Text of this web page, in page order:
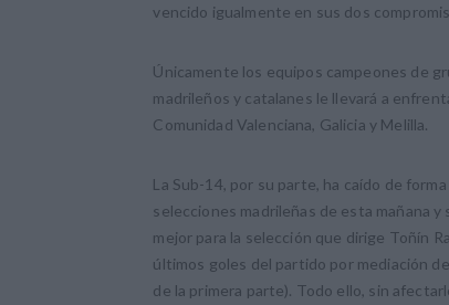
vencido igualmente en sus dos
Únicamente los equipos campeones de
madrileños y catalanes le llevará a
Comunidad Valenciana, Galicia y Melilla.
La Sub-14, por su parte, ha caído de
selecciones madrileñas de esta mañana
mejor para la selección que dirige Toñín
últimos goles del partido por mediación
de la primera parte). Todo ello, sin